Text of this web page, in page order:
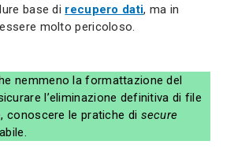
base di recupero dati, ma in
molto pericoloso.
nemmeno la formattazione del
l’eliminazione definitiva di file
conoscere le pratiche di secure